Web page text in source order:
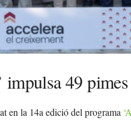
impulsa 49
en la 14a edició del programa